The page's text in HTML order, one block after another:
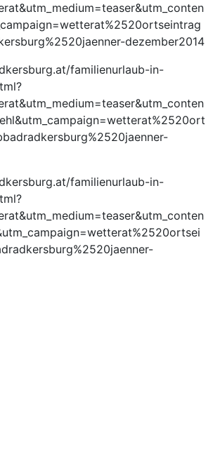
dezember2014
familienurlaub-in-
familienurlaub-in-